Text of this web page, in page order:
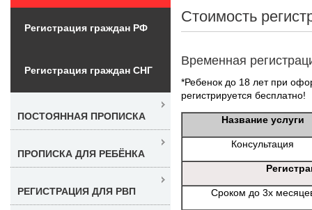
Стоимость
Временная
*Ребенок до 18 лет при
регистрируется бесплатно!
Название услуги
Консультация
Сроком до 3х
Регистрация граждан РФ
Регистрация граждан СНГ
ПОСТОЯННАЯ ПРОПИСКА
ПРОПИСКА ДЛЯ РЕБЁНКА
РЕГИСТРАЦИЯ ДЛЯ РВП